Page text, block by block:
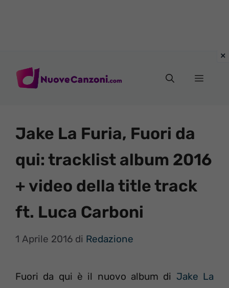
Menu
Jake La Furia, Fuori da
qui: tracklist album 2016
+ video della title track
ft. Luca Carboni
1 Aprile 2016 di Redazione
Fuori da qui è il nuovo album di Jake La